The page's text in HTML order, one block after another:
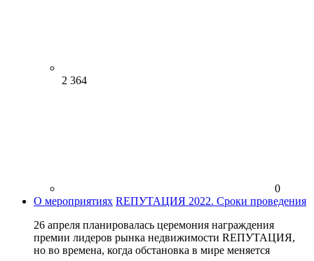
2 364
0
О мероприятиях RЕПУТАЦИЯ 2022. Сроки проведения
26 апреля планировалась церемония награждения
премии лидеров рынка недвижимости RЕПУТАЦИЯ,
но во времена, когда обстановка в мире меняется